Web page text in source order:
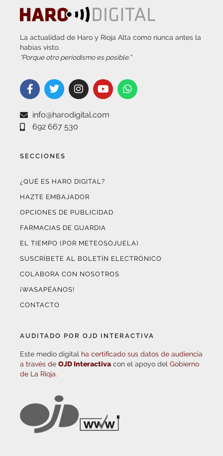
La actualidad de Haro y Rioja Alta como nunca antes la
habías visto.
“Porque otro periodismo es posible.”
info@harodigital.com
692 667 530
SECCIONES
¿QUÉ ES HARO DIGITAL?
HAZTE EMBAJADOR
OPCIONES DE PUBLICIDAD
FARMACIAS DE GUARDIA
EL TIEMPO (POR METEOSOJUELA)
SUSCRÍBETE AL BOLETÍN ELECTRÓNICO
COLABORA CON NOSOTROS
¡WASAPÉANOS!
CONTACTO
AUDITADO POR OJD INTERACTIVA
Este medio digital ha certificado sus datos de audiencia
a través de OJD Interactiva con el apoyo del Gobierno
de La Rioja.